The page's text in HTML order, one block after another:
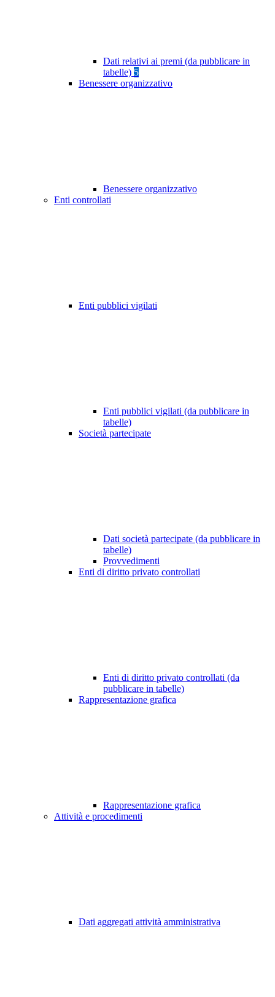
Dati relativi ai premi (da pubblicare in
tabelle) 5
Benessere organizzativo
Benessere organizzativo
Enti controllati
Enti pubblici vigilati
Enti pubblici vigilati (da pubblicare in
tabelle)
Società partecipate
Dati società partecipate (da pubblicare in
tabelle)
Provvedimenti
Enti di diritto privato controllati
Enti di diritto privato controllati (da
pubblicare in tabelle)
Rappresentazione grafica
Rappresentazione grafica
Attività e procedimenti
Dati aggregati attività amministrativa